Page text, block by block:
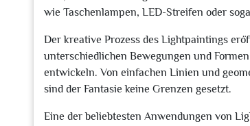
wie Taschenlampen, LED-Streifen oder
Der kreative Prozess des Lightpaintings
unterschiedlichen Bewegungen und
entwickeln. Von einfachen Linien und
sind der Fantasie keine Grenzen gesetzt.
Eine der beliebtesten Anwendungen von